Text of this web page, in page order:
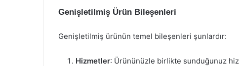
Genişletilmiş Ürün Bileşenleri
Genişletilmiş ürünün temel bileşenleri şunlardır:
Hizmetler: Ürününüzle birlikte sunduğunuz